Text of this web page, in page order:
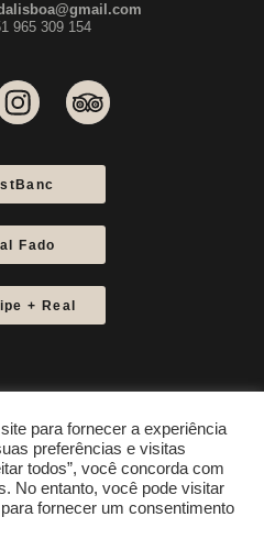
965 309 154
Fado
+ Real
de Cookies
Privacidade
para fornecer a experiência
preferências e visitas
todos”, você concorda com
No entanto, você pode visitar
fornecer um consentimento